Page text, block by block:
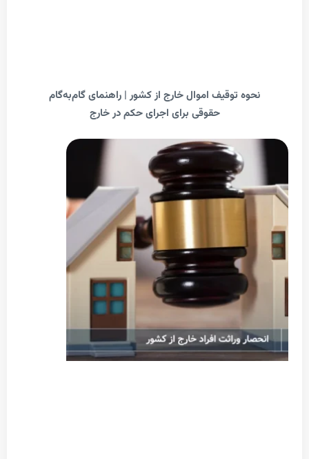
توقیف اموال خارج از کشور | راهنمای گام‌به‌گام
حقوقی برای اجرای حکم در خارج